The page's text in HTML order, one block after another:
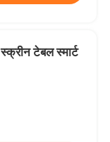
टेबल स्मार्ट